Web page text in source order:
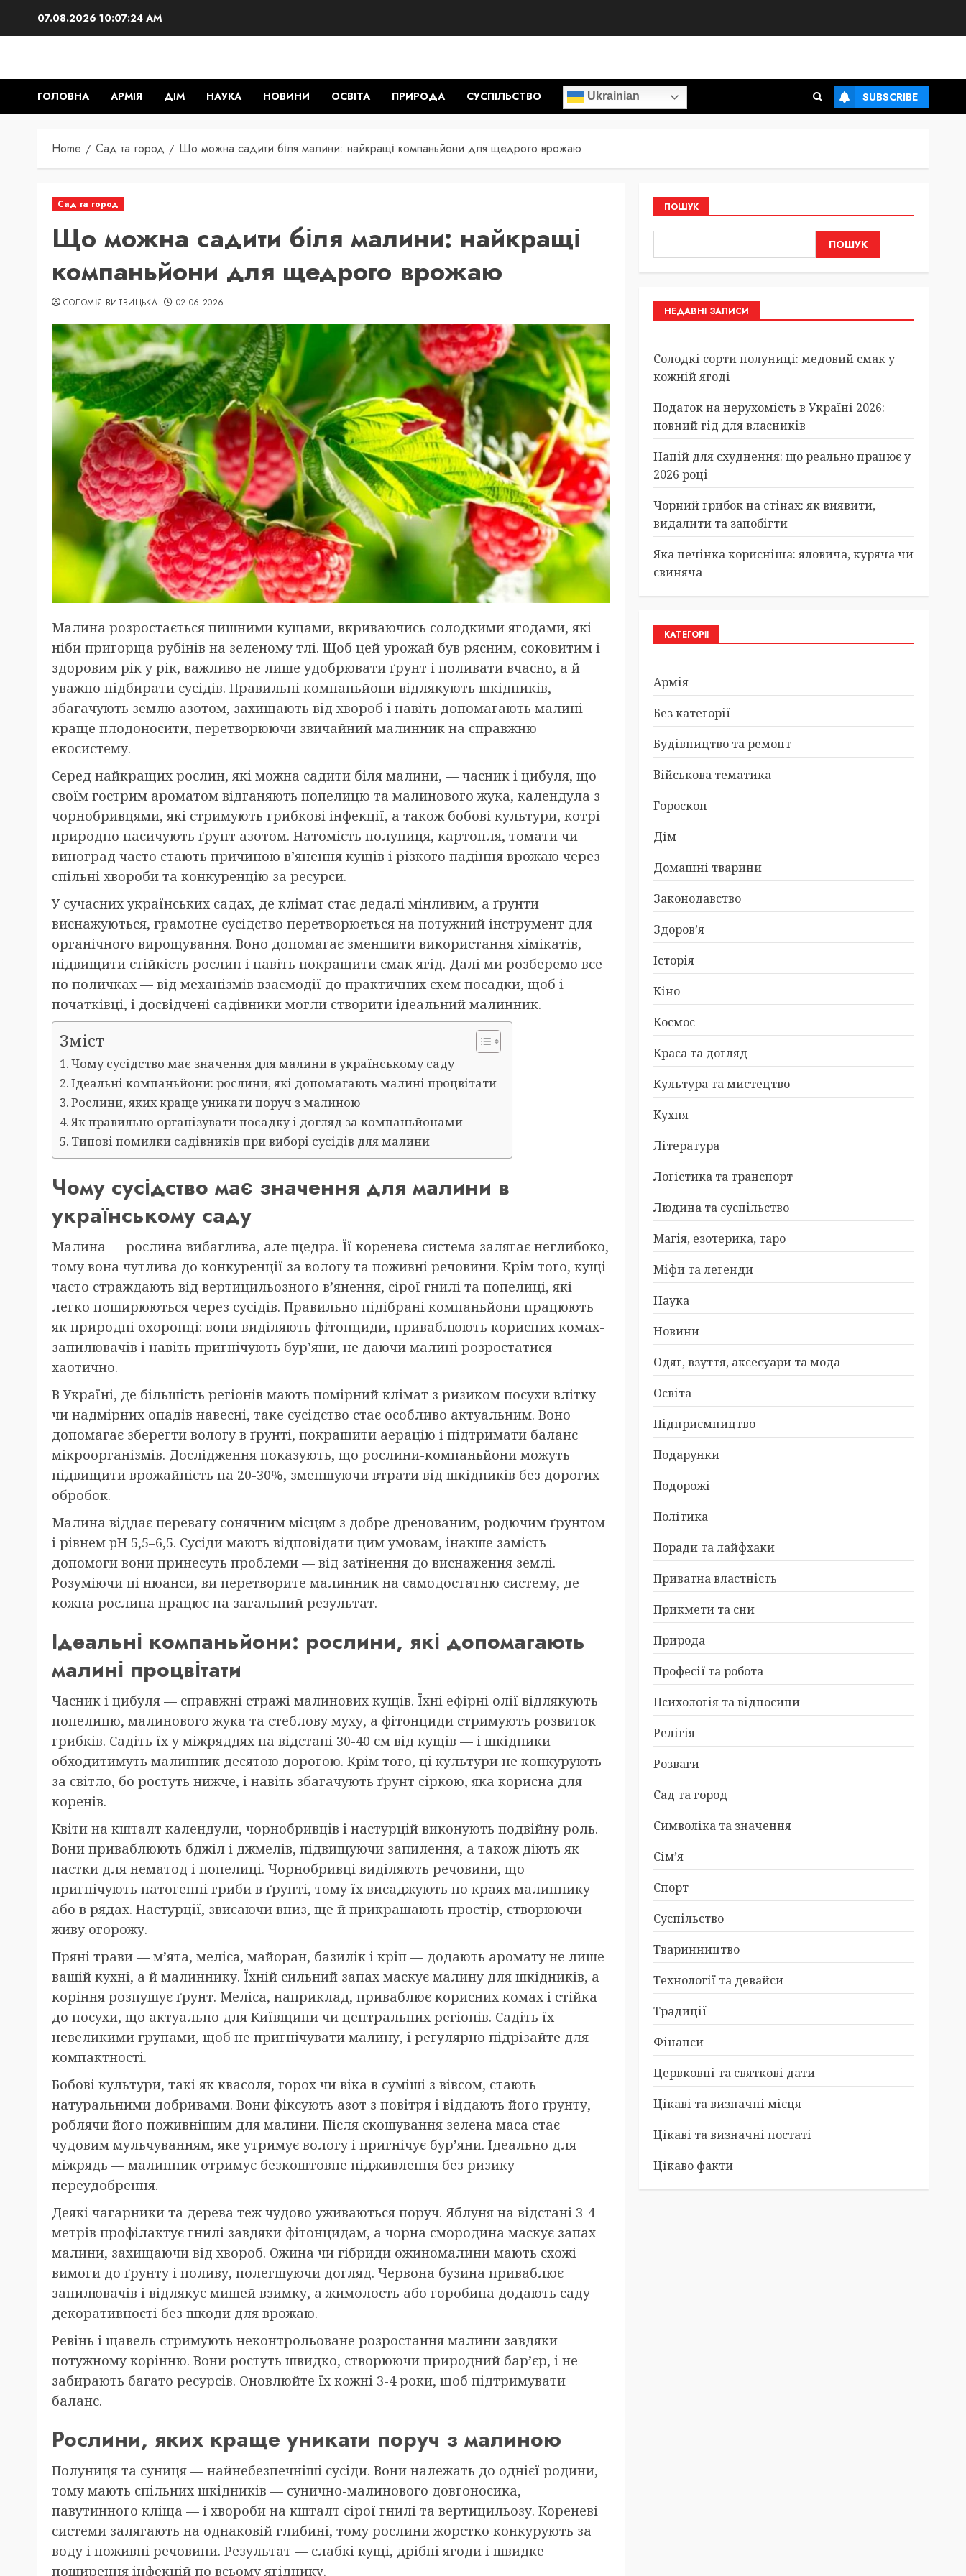
07.08.2026 10:07:25 AM
ГОЛОВНА АРМІЯ ДІМ НАУКА НОВИНИ ОСВІТА ПРИРОДА СУСПІЛЬСТВО Ukrainian SUBSCRIBE
Home Сад та город Що можна садити біля малини: найкращі компаньйони для щедрого врожаю
Сад та город
Що можна садити біля малини: найкращі
компаньйони для щедрого врожаю
СОЛОМІЯ ВИТВИЦЬКА 02.06.2026
Малина розростається пишними кущами, вкриваючись солодкими ягодами, які
ніби пригорща рубінів на зеленому тлі. Щоб цей урожай був рясним, соковитим і
здоровим рік у рік, важливо не лише удобрювати ґрунт і поливати вчасно, а й
уважно підбирати сусідів. Правильні компаньйони відлякують шкідників,
збагачують землю азотом, захищають від хвороб і навіть допомагають малині
краще плодоносити, перетворюючи звичайний малинник на справжню
екосистему.
Серед найкращих рослин, які можна садити біля малини, — часник і цибуля, що
своїм гострим ароматом відганяють попелицю та малинового жука, календула з
чорнобривцями, які стримують грибкові інфекції, а також бобові культури, котрі
природно насичують ґрунт азотом. Натомість полуниця, картопля, томати чи
виноград часто стають причиною в’янення кущів і різкого падіння врожаю через
спільні хвороби та конкуренцію за ресурси.
У сучасних українських садах, де клімат стає дедалі мінливим, а ґрунти
виснажуються, грамотне сусідство перетворюється на потужний інструмент для
органічного вирощування. Воно допомагає зменшити використання хімікатів,
підвищити стійкість рослин і навіть покращити смак ягід. Далі ми розберемо все
по поличках — від механізмів взаємодії до практичних схем посадки, щоб і
початківці, і досвідчені садівники могли створити ідеальний малинник.
Зміст
Чому сусідство має значення для малини в українському саду
Ідеальні компаньйони: рослини, які допомагають малині процвітати
Рослини, яких краще уникати поруч з малиною
Як правильно організувати посадку і догляд за компаньйонами
Типові помилки садівників при виборі сусідів для малини
Чому сусідство має значення для малини в
українському саду
Малина — рослина вибаглива, але щедра. Її коренева система залягає неглибоко,
тому вона чутлива до конкуренції за вологу та поживні речовини. Крім того, кущі
часто страждають від вертицильозного в’янення, сірої гнилі та попелиці, які
легко поширюються через сусідів. Правильно підібрані компаньйони працюють
як природні охоронці: вони виділяють фітонциди, приваблюють корисних комах-
запилювачів і навіть пригнічують бур’яни, не даючи малині розростатися
хаотично.
В Україні, де більшість регіонів мають помірний клімат з ризиком посухи влітку
чи надмірних опадів навесні, таке сусідство стає особливо актуальним. Воно
допомагає зберегти вологу в ґрунті, покращити аерацію і підтримати баланс
мікроорганізмів. Дослідження показують, що рослини-компаньйони можуть
підвищити врожайність на 20-30%, зменшуючи втрати від шкідників без дорогих
обробок.
Малина віддає перевагу сонячним місцям з добре дренованим, родючим ґрунтом
і рівнем pH 5,5–6,5. Сусіди мають відповідати цим умовам, інакше замість
допомоги вони принесуть проблеми — від затінення до виснаження землі.
Розуміючи ці нюанси, ви перетворите малинник на самодостатню систему, де
кожна рослина працює на загальний результат.
Ідеальні компаньйони: рослини, які допомагають
малині процвітати
Часник і цибуля — справжні стражі малинових кущів. Їхні ефірні олії відлякують
попелицю, малинового жука та стеблову муху, а фітонциди стримують розвиток
грибків. Садіть їх у міжряддях на відстані 30-40 см від кущів — і шкідники
обходитимуть малинник десятою дорогою. Крім того, ці культури не конкурують
за світло, бо ростуть нижче, і навіть збагачують ґрунт сіркою, яка корисна для
коренів.
Квіти на кшталт календули, чорнобривців і настурцій виконують подвійну роль.
Вони приваблюють бджіл і джмелів, підвищуючи запилення, а також діють як
пастки для нематод і попелиці. Чорнобривці виділяють речовини, що
пригнічують патогенні гриби в ґрунті, тому їх висаджують по краях малиннику
або в рядах. Настурції, звисаючи вниз, ще й прикрашають простір, створюючи
живу огорожу.
Пряні трави — м’ята, мелісa, майоран, базилік і кріп — додають аромату не лише
вашій кухні, а й малиннику. Їхній сильний запах маскує малину для шкідників, а
коріння розпушує ґрунт. Меліса, наприклад, приваблює корисних комах і стійка
до посухи, що актуально для Київщини чи центральних регіонів. Садіть їх
невеликими групами, щоб не пригнічувати малину, і регулярно підрізайте для
компактності.
Бобові культури, такі як квасоля, горох чи віка в суміші з вівсом, стають
натуральними добривами. Вони фіксують азот з повітря і віддають його ґрунту,
роблячи його поживнішим для малини. Після скошування зелена маса стає
чудовим мульчуванням, яке утримує вологу і пригнічує бур’яни. Ідеально для
міжрядь — малинник отримує безкоштовне підживлення без ризику
переудобрення.
Деякі чагарники та дерева теж чудово уживаються поруч. Яблуня на відстані 3-4
метрів профілактує гнилі завдяки фітонцидам, а чорна смородина маскує запах
малини, захищаючи від хвороб. Ожина чи гібриди ожиномалини мають схожі
вимоги до ґрунту і поливу, полегшуючи догляд. Червона бузина приваблює
запилювачів і відлякує мишей взимку, а жимолость або горобина додають саду
декоративності без шкоди для врожаю.
Ревінь і щавель стримують неконтрольоване розростання малини завдяки
потужному корінню. Вони ростуть швидко, створюючи природний бар’єр, і не
забирають багато ресурсів. Оновлюйте їх кожні 3-4 роки, щоб підтримувати
баланс.
Рослини, яких краще уникати поруч з малиною
Полуниця та суниця — найнебезпечніші сусіди. Вони належать до однієї родини,
тому мають спільних шкідників — сунично-малинового довгоносика,
павутинного кліща — і хвороби на кшталт сірої гнилі та вертицильозу. Кореневі
системи залягають на однаковій глибині, тому рослини жорстко конкурують за
воду і поживні речовини. Результат — слабкі кущі, дрібні ягоди і швидке
поширення інфекцій по всьому ягіднику.
ПОШУК
ПОШУК
НЕДАВНІ ЗАПИСИ
Солодкі сорти полуниці: медовий смак у
кожній ягоді
Податок на нерухомість в Україні 2026:
повний гід для власників
Напій для схуднення: що реально працює у
2026 році
Чорний грибок на стінах: як виявити,
видалити та запобігти
Яка печінка корисніша: яловича, куряча чи
свиняча
КАТЕГОРІЇ
Армія
Без категорії
Будівництво та ремонт
Військова тематика
Гороскоп
Дім
Домашні тварини
Законодавство
Здоров’я
Історія
Кіно
Космос
Краса та догляд
Культура та мистецтво
Кухня
Література
Логістика та транспорт
Людина та суспільство
Магія, езотерика, таро
Міфи та легенди
Наука
Новини
Одяг, взуття, аксесуари та мода
Освіта
Підприємництво
Подарунки
Подорожі
Політика
Поради та лайфхаки
Приватна властність
Прикмети та сни
Природа
Професії та робота
Психологія та відносини
Релігія
Розваги
Сад та город
Символіка та значення
Сім’я
Спорт
Суспільство
Тваринництво
Технології та девайси
Традиції
Фінанси
Цервковні та святкові дати
Цікаві та визначні місця
Цікаві та визначні постаті
Цікаво факти